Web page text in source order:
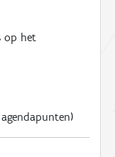
op het